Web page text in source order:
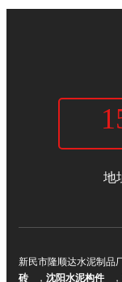
地
新民市隆顺达水泥制品
砖
， 沈阳水泥构件 ，